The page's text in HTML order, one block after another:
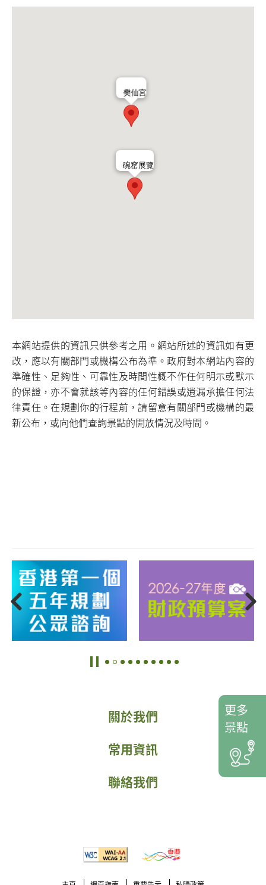
碗窰展覽
樊仙宮
本網站提供的資訊只供參考之用。網站所述的資訊如有更
改，應以有關部門或機構公布為準。政府對本網站內容的
準確性、足夠性、可靠性及時間性概不作任何明示或默示
的保證，亦不會就該等內容的任何錯誤或遺漏承擔任何法
律責任。在規劃你的行程前，請留意有關部門或機構的最
新公布，或向他們查詢景點的開放情況及時間。
關於我們
常用資訊
聯絡我們
更多
景點